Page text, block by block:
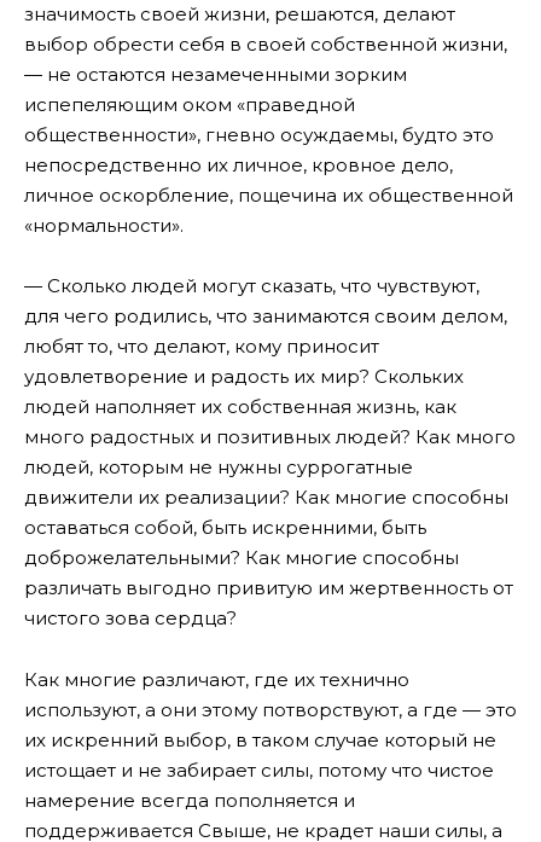
значимость своей жизни, решаются, делают
выбор обрести себя в своей собственной жизни,
— не остаются незамеченными зорким
испепеляющим оком «праведной
общественности», гневно осуждаемы, будто это
непосредственно их личное, кровное дело,
личное оскорбление, пощечина их общественной
«нормальности».
— Сколько людей могут сказать, что чувствуют,
для чего родились, что занимаются своим делом,
любят то, что делают, кому приносит
удовлетворение и радость их мир? Скольких
людей наполняет их собственная жизнь, как
много радостных и позитивных людей? Как много
людей, которым не нужны суррогатные
движители их реализации? Как многие способны
оставаться собой, быть искренними, быть
доброжелательными? Как многие способны
различать выгодно привитую им жертвенность от
чистого зова сердца?
Как многие различают, где их технично
используют, а они этому потворствуют, а где — это
их искренний выбор, в таком случае который не
истощает и не забирает силы, потому что чистое
намерение всегда пополняется и
поддерживается Свыше, не крадет наши силы, а